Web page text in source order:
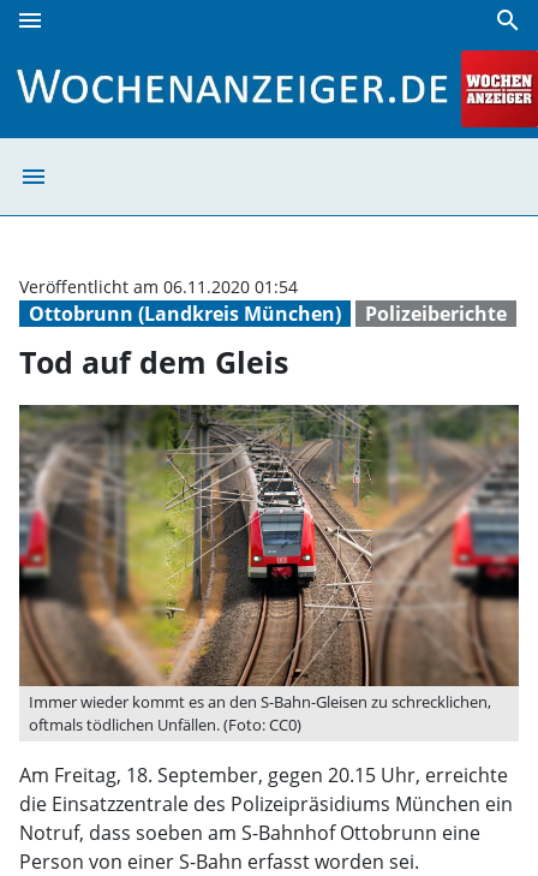
menu search
menu
Ottobrunn (Landkreis München) Polizeiberichte
Veröffentlicht am 06.11.2020 01:54
Tod auf dem Gleis
Immer wieder kommt es an den S-Bahn-Gleisen zu schrecklichen,
oftmals tödlichen Unfällen. (Foto: CC0)
Am Freitag, 18. September, gegen 20.15 Uhr, erreichte
die Einsatzzentrale des Polizeipräsidiums München ein
Notruf, dass soeben am S-Bahnhof Ottobrunn eine
Person von einer S-Bahn erfasst worden sei.